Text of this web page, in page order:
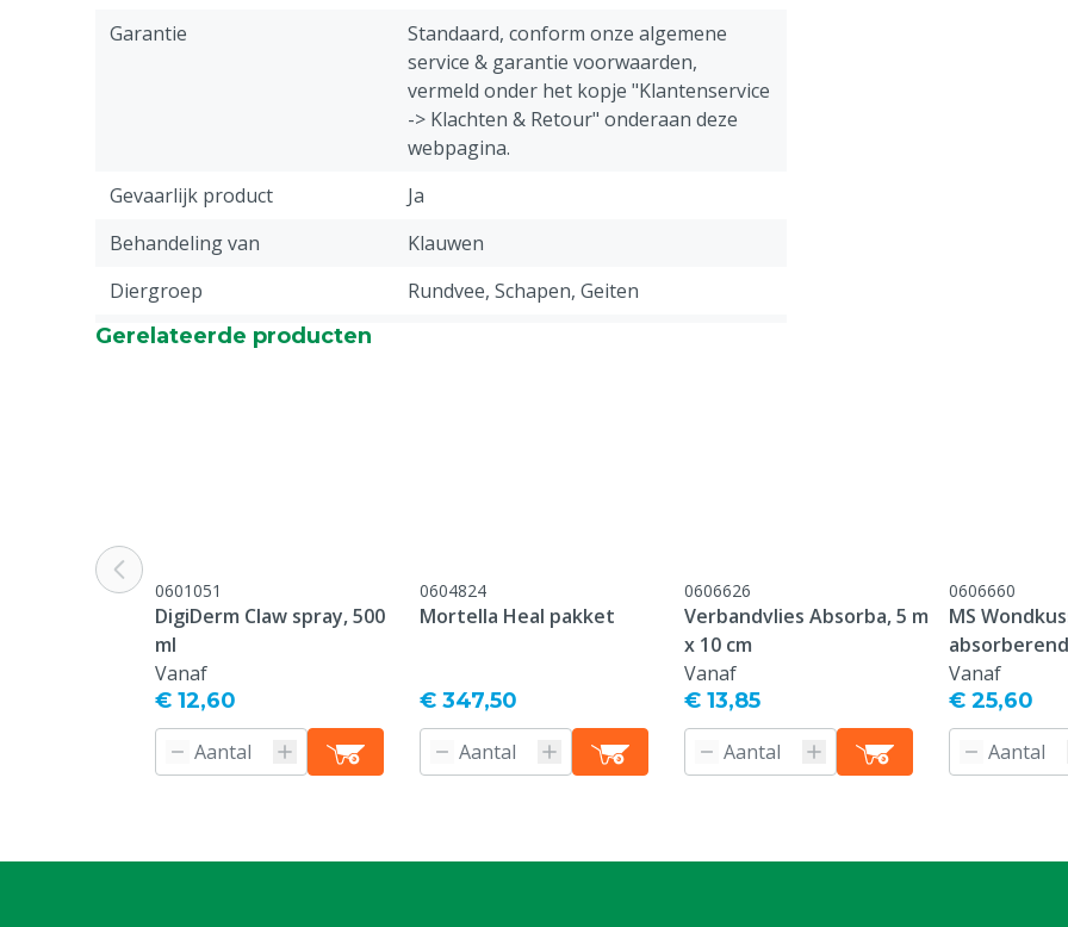
Garantie
Standaard, conform onze algemene
service & garantie voorwaarden,
vermeld onder het kopje "Klantenservice
-> Klachten & Retour" onderaan deze
webpagina.
Gevaarlijk product
Ja
Behandeling van
Klauwen
Diergroep
Rundvee, Schapen, Geiten
Inhoud
Gerelateerde producten
0601051
DigiDerm Claw spray, 500
ml
Vanaf
€ 12,60
0604824
Mortella Heal pakket
€ 347,50
0606626
Verbandvlies Absorba, 5 m
x 10 cm
Vanaf
€ 13,85
0606660
MS
Vanaf
€ 25,60